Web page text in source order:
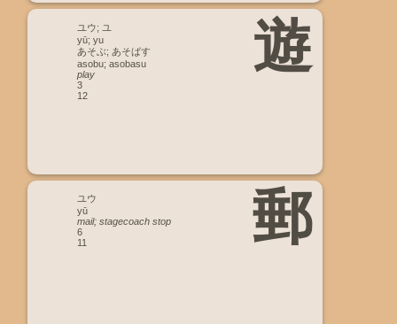
遊
ユウ; ユ
yū; yu
あそぶ; あそばす
asobu; asobasu
play
3
12
郵
ユウ
yū
mail; stagecoach stop
6
11